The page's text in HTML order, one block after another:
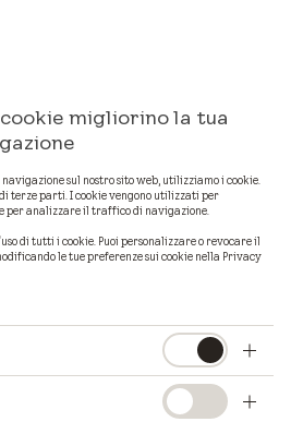
migliorino la tua
sul nostro sito web, utilizziamo i cookie.
di terze parti. I cookie vengono utilizzati per
per analizzare il traffico di navigazione.
di tutti i cookie. Puoi personalizzare o revocare il
le tue preferenze sui cookie nella Privacy